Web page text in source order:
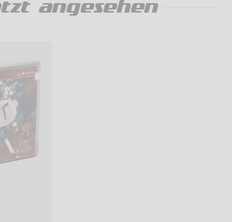
angesehen